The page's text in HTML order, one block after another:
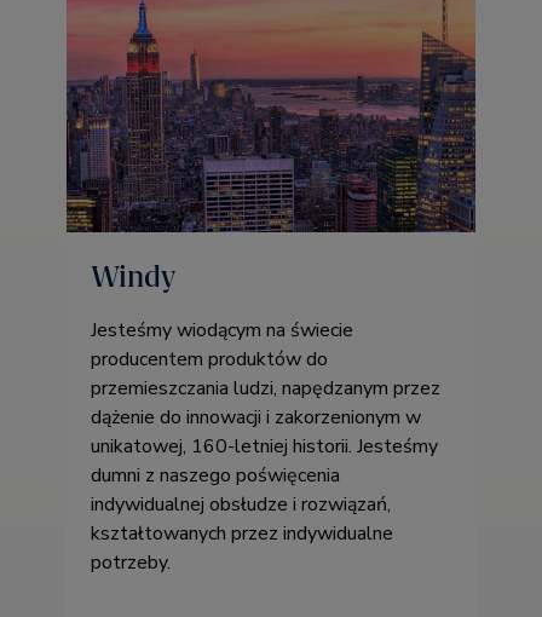
Windy
Jesteśmy wiodącym na świecie
producentem produktów do
przemieszczania ludzi, napędzanym przez
dążenie do innowacji i zakorzenionym w
unikatowej, 160-letniej historii. Jesteśmy
dumni z naszego poświęcenia
indywidualnej obsłudze i rozwiązań,
kształtowanych przez indywidualne
potrzeby.